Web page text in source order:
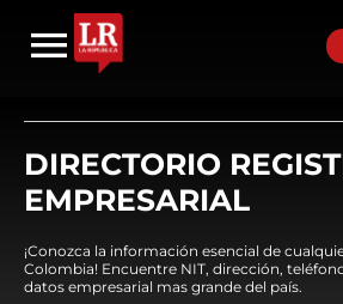
DIRECTORIO
EMPRESARIAL
¡Conozca la información esencial de
Colombia! Encuentre NIT, dirección,
datos empresarial mas grande del país.